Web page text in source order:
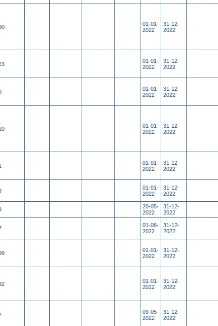
01-01-
2022
31-12-
2022
01-01-
2022
31-12-
2022
01-01-
2022
31-12-
2022
01-01-
2022
31-12-
2022
01-01-
2022
31-12-
2022
01-01-
2022
31-12-
2022
20-05-
2022
31-12-
2022
01-08-
2022
31-12-
2022
01-01-
2022
31-12-
2022
01-01-
2022
31-12-
2022
09-05-
2022
31-12-
2022